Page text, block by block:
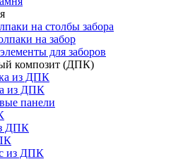
на столбы забора
на забор
для заборов
композит (ДПК)
из ДПК
из ДПК
панели
ДПК
из ДПК